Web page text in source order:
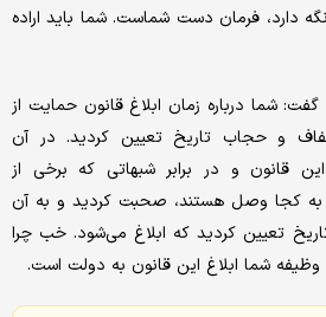
دارد، فرمان دست شماست. شما باید اراده
شما درباره زمان ابلاغ قانون حمایت از
و حجاب تاریخ تعیین کردید. در آن
قانون و در برابر شبهاتی که برخی از
به کجا وصل هستند، صحبت کردید و به آن
تعیین کردید که ابلاغ می‌شود. خب چرا
شما ابلاغ این قانون به دولت است.